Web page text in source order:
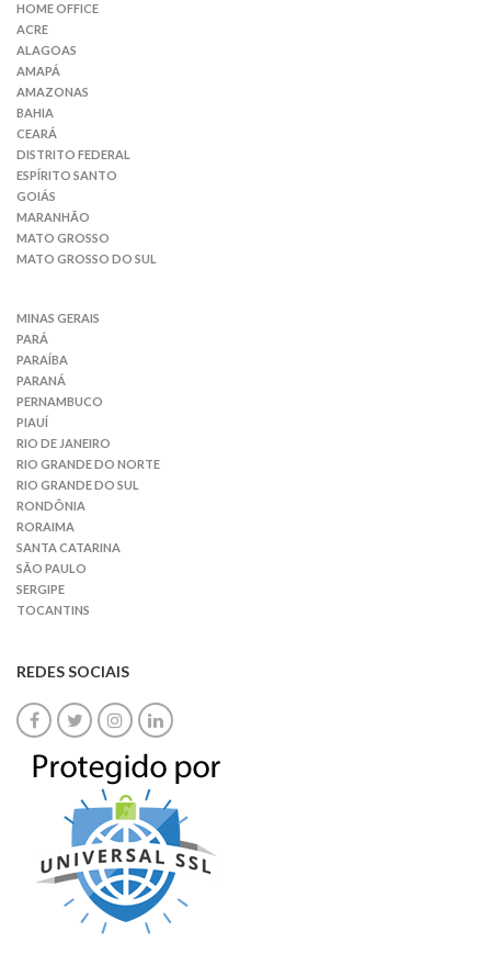
HOME OFFICE
ACRE
ALAGOAS
AMAPÁ
AMAZONAS
BAHIA
CEARÁ
DISTRITO FEDERAL
ESPÍRITO SANTO
GOIÁS
MARANHÃO
MATO GROSSO
MATO GROSSO DO SUL
MINAS GERAIS
PARÁ
PARAÍBA
PARANÁ
PERNAMBUCO
PIAUÍ
RIO DE JANEIRO
RIO GRANDE DO NORTE
RIO GRANDE DO SUL
RONDÔNIA
RORAIMA
SANTA CATARINA
SÃO PAULO
SERGIPE
TOCANTINS
REDES SOCIAIS